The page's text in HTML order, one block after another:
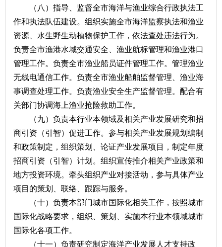
（八）指导、监督全市海洋与渔业综合行政执法工
作和执法队伍建设。组织实施全市海洋监察执法和渔业
资源、水生野生动植物保护工作，依法查处违法行为。
负责全市渔港水域交通安全、渔业航标管理和渔业港口
管理工作。负责全市渔业船员证件管理工作。管理渔业
无线电通信工作。负责全市渔业船舶监督管理、渔业海
事调查处理工作。负责渔业安全生产监督管理。配合有
关部门协调海上渔业抢险救助工作。
（九）负责本行业本领域及相关产业发展研究和招
商引资（引智）促进工作。参与相关产业发展规划编制
和政策制定，组织策划、论证产业发展项目，制定年度
招商引资（引智）计划。组织宣传推介相关产业政策和
地方投资环境。牵头组织产业对接活动，参与具体产业
项目的策划、联络、跟踪与服务。
（十）负责本部门城市国际化相关工作，按照城市
国际化战略要求，组织、策划、实施本行业本领域城市
国际化各项工作。
（十一）负责研究制定海洋产业发展人才支持政